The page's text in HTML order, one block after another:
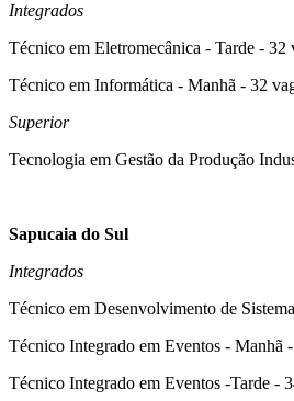
Integrados
Técnico em Eletromecânica - Tarde - 32
Técnico em Informática - Manhã - 32
Superior
Tecnologia em Gestão da Produção
Sapucaia do Sul
Integrados
Técnico em Desenvolvimento de
Técnico Integrado em Eventos - Manhã
Técnico Integrado em Eventos -Tarde -